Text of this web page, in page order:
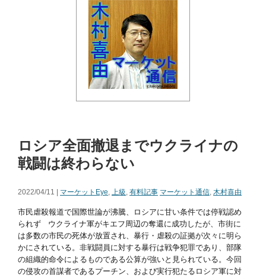
ロシア全面撤退までウクライナの
戦闘は終わらない
2022/04/11 | マーケットEye, 上級, 有料記事 マーケット通信, 木村喜由
市民虐殺報道で国際世論が沸騰、ロシアに甘い条件では停戦認め
られず ウクライナ軍がキエフ周辺の奪還に成功したが、市街に
は多数の市民の死体が放置され、暴行・虐殺の証拠が次々に明ら
かにされている。非戦闘員に対する暴行は戦争犯罪であり、部隊
の組織的命令によるものである公算が強いと見られている。今回
の侵攻の首謀者であるプーチン、および実行犯たるロシア軍に対